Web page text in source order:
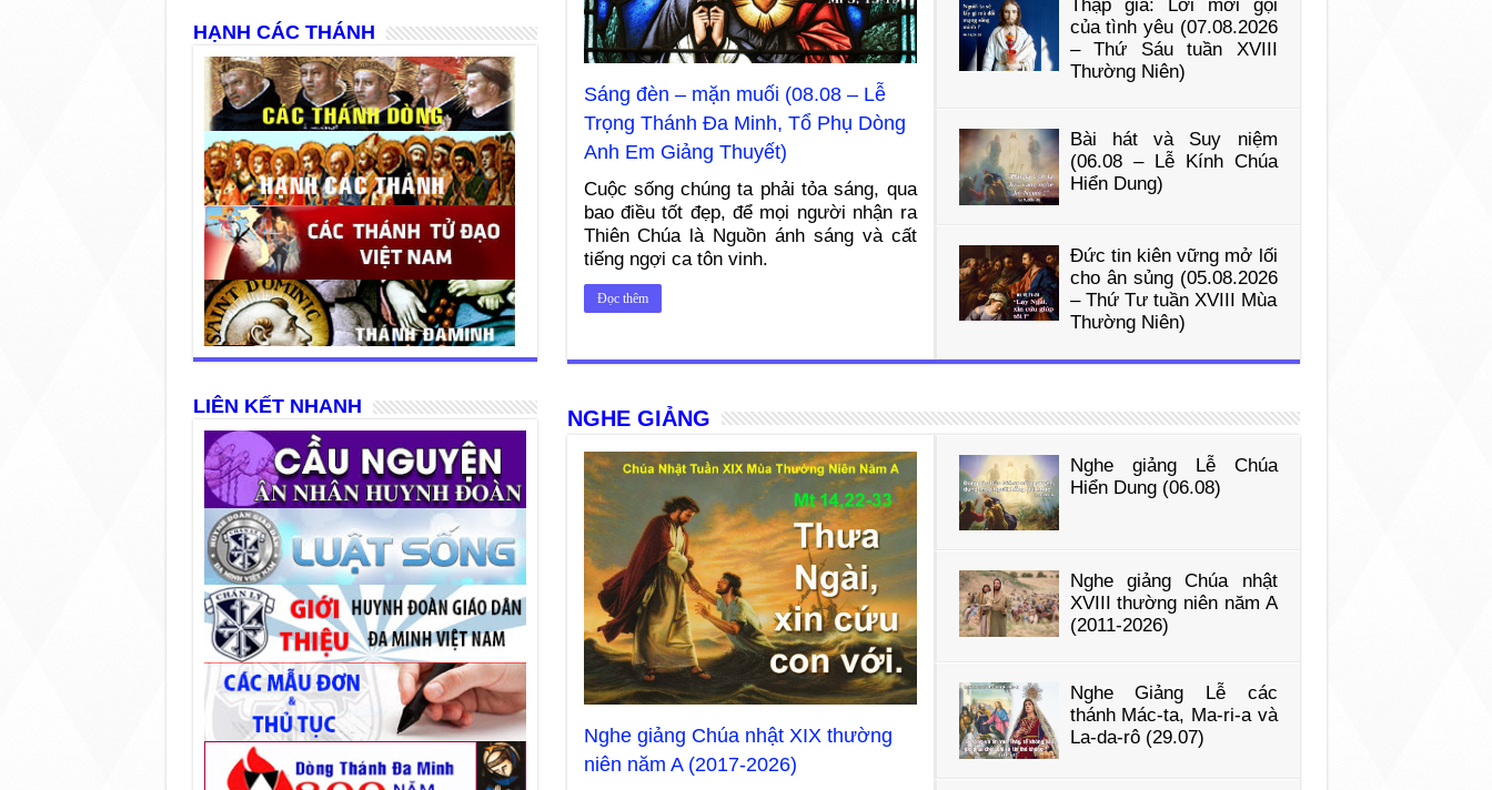
Sáng đèn – mặn muối (08.08 – Lễ
Trọng Thánh Đa Minh, Tổ Phụ Dòng
Anh Em Giảng Thuyết)
Cuộc sống chúng ta phải tỏa sáng, qua
bao điều tốt đẹp, để mọi người nhận ra
Thiên Chúa là Nguồn ánh sáng và cất
tiếng ngợi ca tôn vinh.
Đọc thêm
Thập giá: Lời mời gọi
của tình yêu (07.08.2026
– Thứ Sáu tuần XVIII
Thường Niên)
Bài hát và Suy niệm
(06.08 – Lễ Kính Chúa
Hiển Dung)
Đức tin kiên vững mở lối
cho ân sủng (05.08.2026
– Thứ Tư tuần XVIII Mùa
Thường Niên)
NGHE GIẢNG
Nghe giảng Chúa nhật XIX thường
niên năm A (2017-2026)
Nghe giảng Lễ Chúa
Hiển Dung (06.08)
Nghe giảng Chúa nhật
XVIII thường niên năm A
(2011-2026)
Nghe Giảng Lễ các
thánh Mác-ta, Ma-ri-a và
La-da-rô (29.07)
HẠNH CÁC THÁNH
LIÊN KẾT NHANH